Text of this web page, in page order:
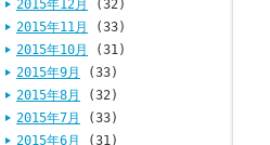
2015年12月
(32)
2015年11月
(33)
2015年10月
(31)
2015年9月
(33)
2015年8月
(32)
2015年7月
(33)
2015年6月
(31)